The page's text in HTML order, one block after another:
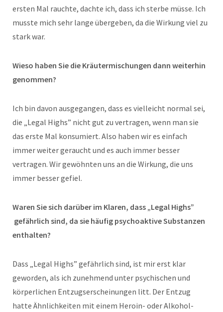
ersten Mal rauchte, dachte ich, dass ich sterbe müsse. Ich
musste mich sehr lange übergeben, da die Wirkung viel zu
stark war.
Wieso haben Sie die Kräutermischungen dann weiterhin
genommen?
Ich bin davon ausgegangen, dass es vielleicht normal sei,
die „Legal Highs” nicht gut zu vertragen, wenn man sie
das erste Mal konsumiert. Also haben wir es einfach
immer weiter geraucht und es auch immer besser
vertragen. Wir gewöhnten uns an die Wirkung, die uns
immer besser gefiel.
Waren Sie sich darüber im Klaren, dass „Legal Highs”
gefährlich sind, da sie häufig psychoaktive Substanzen
enthalten?
Dass „Legal Highs” gefährlich sind, ist mir erst klar
geworden, als ich zunehmend unter psychischen und
körperlichen Entzugserscheinungen litt. Der Entzug
hatte Ähnlichkeiten mit einem Heroin- oder Alkohol-